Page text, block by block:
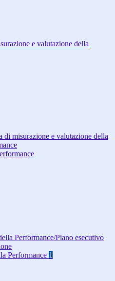
e valutazione della
di misurazione e valutazione della
Performance/Piano esecutivo
Performance 1